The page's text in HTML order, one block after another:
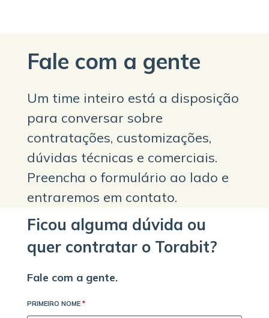
Fale com a gente
Um time inteiro está a disposição
para conversar sobre
contratações, customizações,
dúvidas técnicas e comerciais.
Preencha o formulário ao lado e
entraremos em contato.
Ficou alguma dúvida ou
quer contratar o Torabit?
Fale com a gente.
PRIMEIRO NOME *